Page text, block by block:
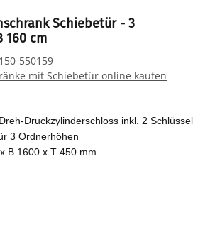
Schiebetür - 3
160 cm
550159
mit Schiebetür online kaufen
Druckzylinderschloss inkl. 2 Schlüssel
3 Ordnerhöhen
B 1600 x T 450 mm
Korpus - sofort einsatzbereit